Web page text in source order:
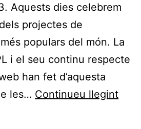
Aquests dies celebrem
projectes de
populars del món. La
i el seu continu respecte
han fet d’aquesta
les… Continueu llegint10